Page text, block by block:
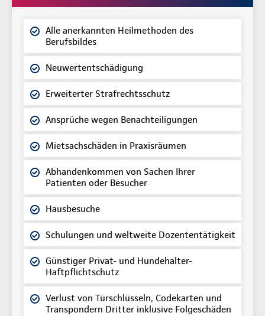
Alle anerkannten Heilmethoden des
Berufsbildes
Neuwertentschädigung
Erweiterter Strafrechtsschutz
Ansprüche wegen Benachteiligungen
Mietsachschäden in Praxisräumen
Abhandenkommen von Sachen Ihrer
Patienten oder Besucher
Hausbesuche
Schulungen und weltweite Dozententätigkeit
Günstiger Privat- und Hundehalter-
Haftpflichtschutz
Verlust von Türschlüsseln, Codekarten und
Transpondern Dritter inklusive Folgeschäden